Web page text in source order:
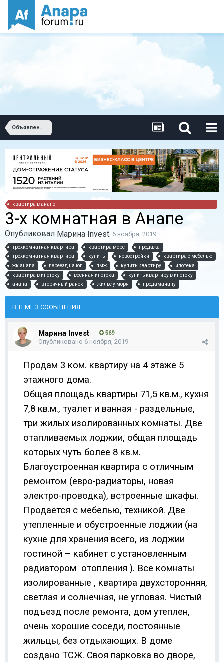
Объявления о продаже квартир. Купить квартиру в Анапе.
квартира в анапе
3-х комнатная в Анапе
Опубликовал Марина Invest, 6 ноября, 2019
трехкомнатная квартира квартира море
продажа
трёхкомнатная квартира
купить новостройки
квартира с мебелью
жк анапа
переезд на юг пмж купить квартиру
ипотека
квартира в ипотеку
военная ипотека
купить квартиру в ипотеку
анапа
вторичный ранок жилье у моря продаманапу
В ТЕМЕ 3 СООБЩЕНИЯ
Марина Invest 569
Опубликовано 6 ноября, 2019
Продам 3 ком. квартиру на 4 этаже 5
этажного дома.
Общая площадь квартиры 71,5 кв.м., кухня
7,8 кв.м., туалет и ванная - раздельные,
три жилых изолированных комнаты. Две
отапливаемых лоджии, общая площадь
которых чуть более 8 кв.м.
Благоустроенная квартира с отличным
ремонтом (евро-радиаторы, новая
электро-проводка), встроенные шкафы.
Продаётся с мебелью, техникой. Две
утепленные и обустроенные лоджии (на
кухне для хранения всего, из лоджии
гостиной – кабинет с установленным
радиатором отопления ). Все комнаты
изолированные , квартира двухсторонняя,
светлая и солнечная, не угловая. Чистый
подъезд после ремонта, дом утеплен,
очень хорошие соседи, постоянные
жильцы, без отдыхающих. В доме
создано ТСЖ. Своя парковка во дворе,